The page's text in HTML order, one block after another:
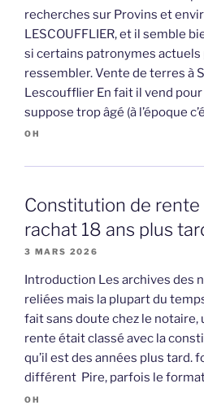
recherches sur Provins et
LESCOUFFLIER, et il semble
si certains patronymes
ressembler. Vente de terres à
Lescoufflier En fait il vend pour
suppose trop âgé (à l’époque
OH
Constitution de
rachat 18 ans plus
3 MARS 2026
Introduction Les archives des
reliées mais la plupart du
fait sans doute chez le notaire,
rente était classé avec la
qu’il est des années plus tard.
différent Pire, parfois le
OH